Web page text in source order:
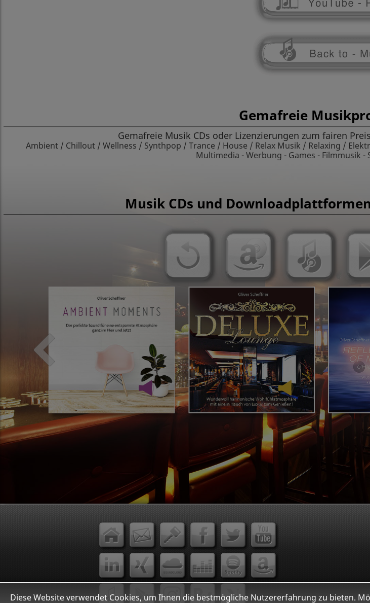
Gemafreie
Gemafreie Musik CDs oder Lizenzierungen zum fairen
Ambient / Chillout / Wellness / Synthpop / Trance / House / Relax Musik / Relaxing /
Multimedia - Werbung - Games - Filmmusik -
Musik CDs und
Diese Website verwendet Cookies, um Ihnen die bestmögliche Nutzererfahrung zu bieten.